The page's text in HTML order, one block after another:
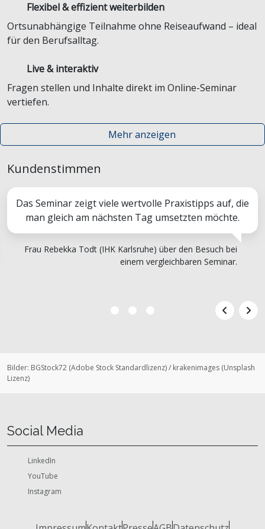
Flexibel & effizient weiterbilden
Ortsunabhängige Teilnahme ohne Reiseaufwand – ideal
für den Berufsalltag.
Live & interaktiv
Fragen stellen und Inhalte direkt im Online-Seminar
vertiefen.
Mehr anzeigen
Kundenstimmen
Das Seminar zeigt viele wertvolle Praxistipps auf, die
man gleich am nächsten Tag umsetzten möchte.
Frau Rebekka Todt (IHK Karlsruhe) über den Besuch bei
einem vergleichbaren Seminar.
Bilder: BGStock72 (Adobe Stock Standardlizenz)/ krakenimages (Unsplash
Lizenz)
Social Media
LinkedIn
YouTube
Instagram